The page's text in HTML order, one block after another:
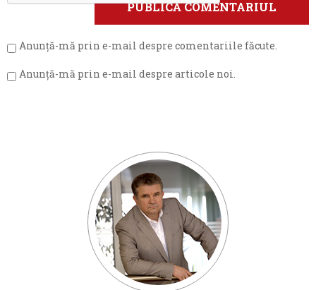
Anunță-mă prin e-mail despre comentariile făcute.
Anunță-mă prin e-mail despre articole noi.